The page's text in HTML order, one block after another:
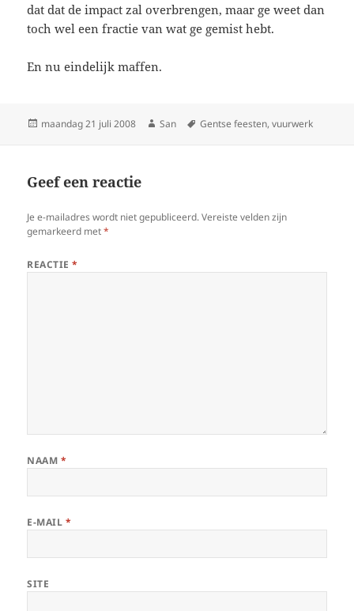
dat dat de impact zal overbrengen, maar ge weet dan
toch wel een fractie van wat ge gemist hebt.
En nu eindelijk maffen.
Geplaatst
maandag 21 juli 2008 Auteur
San Tags
Gentse feesten,vuurwerk
Geef een reactie
Je e-mailadres wordt niet gepubliceerd. Vereiste velden zijn
gemarkeerd met*
REACTIE*
NAAM *
E-MAIL *
SITE